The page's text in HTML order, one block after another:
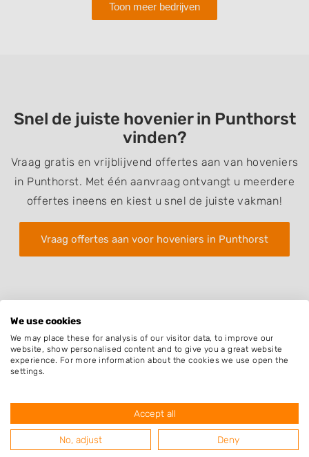
Toon meer bedrijven
Snel de juiste hovenier in Punthorst
vinden?
Vraag gratis en vrijblijvend offertes aan van hoveniers
in Punthorst. Met één aanvraag ontvangt u meerdere
offertes ineens en kiest u snel de juiste vakman!
Vraag offertes aan voor hoveniers in Punthorst
Plaatsen in de buurt
Vinkenbuurt
IJhorst
Staphorst
We use cookies
We may place these for analysis of our visitor data, to improve our
website, show personalised content and to give you a great website
experience. For more information about the cookies we use open the
settings.
Accept all
No, adjust Deny